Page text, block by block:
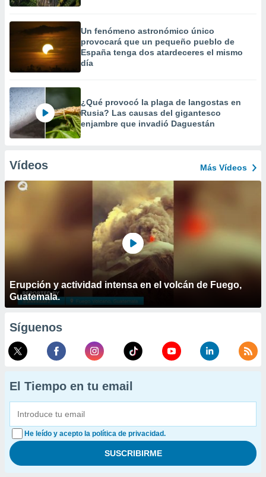
Un fenómeno astronómico único
provocará que un pequeño pueblo de
España tenga dos atardeceres el mismo
día
¿Qué provocó la plaga de langostas en
Rusia? Las causas del gigantesco
enjambre que invadió Daguestán
Vídeos Más Vídeos
Erupción y actividad intensa en el volcán de Fuego,
Guatemala.
Síguenos
El Tiempo en tu email
He leído y acepto la política de privacidad.